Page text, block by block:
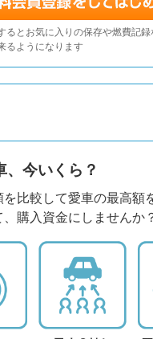
るとお気に入りの保存や燃費記録
るようになります
、今いくら？
を比較して愛車の最高額
購入資金にしませんか